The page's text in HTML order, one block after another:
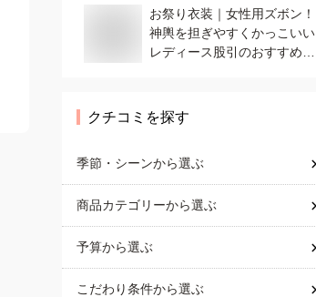
お祭り衣装｜女性用ズボン！
神輿を担ぎやすくかっこいい
レディース股引のおすすめ
クチコミを探す
季節・シーンから選ぶ
商品カテゴリーから選ぶ
予算から選ぶ
こだわり条件から選ぶ